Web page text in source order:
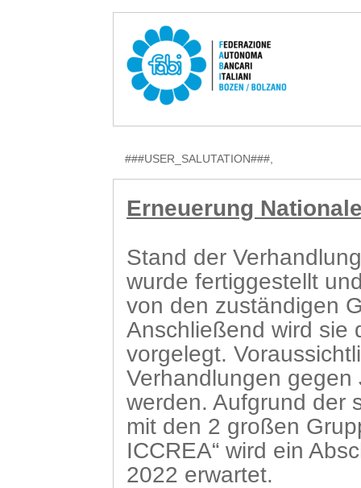
###USER_SALUTATION###,
Erneuerung
Stand der
wurde fertiggestellt
von den zuständigen
Anschließend wird sie
vorgelegt.
Verhandlungen
werden. Aufgrund der
mit den 2 großen
ICCREA“ wird ein
2022 erwartet.